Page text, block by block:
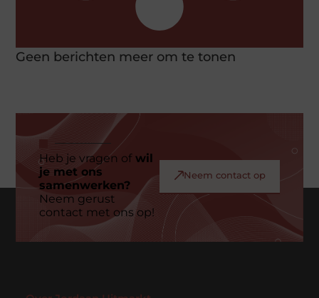
Geen berichten meer om te tonen
Heb je vragen ofwil
je met ons
samenwerken?
Neem gerust
contact met ons op!
Neem contact op